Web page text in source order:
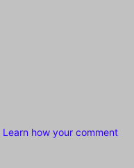
Learn how your comment